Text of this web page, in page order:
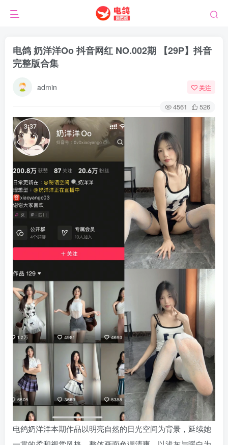
电鸽 奶洋洋Oo 抖音网红 NO.002期 【29P】抖音
完整版合集
admin 关注
4561 526
电鸽奶洋洋本期作品以明亮自然的日光空间为背景，延续她